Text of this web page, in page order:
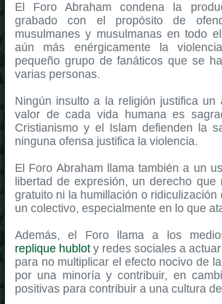
El Foro Abraham condena la
grabado con el propósito de
musulmanes y musulmanas en todo
aún más enérgicamente la
pequeño grupo de fanáticos que se
varias personas.
Ningún insulto a la religión justifica un
valor de cada vida humana es
Cristianismo y el Islam defienden la
ninguna ofensa justifica la violencia.
El Foro Abraham llama también a un
libertad de expresión, un derecho
gratuito ni la humillación o
un colectivo, especialmente en lo que
Además, el Foro llama a los
replique hubloty redes sociales a
para no multiplicar el efecto nocivo de
por una minoría y contribuir, en
positivas para contribuir a una cultura